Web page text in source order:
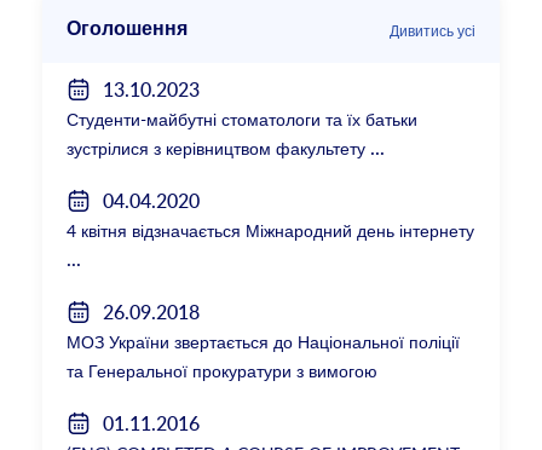
Оголошення Дивитись усі
13.10.2023
Студенти-майбутні стоматологи та їх батьки
зустрілися з керівництвом факультету
04.04.2020
4 квітня відзначається Міжнародний день інтернету
26.09.2018
МОЗ України звертається до Національної поліції
та Генеральної прокуратури з вимогою
ректорки НМУ Катерини Амосової
01.11.2016